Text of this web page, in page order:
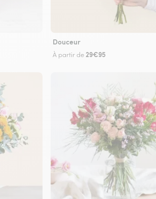
Douceur
À partir de 29€95